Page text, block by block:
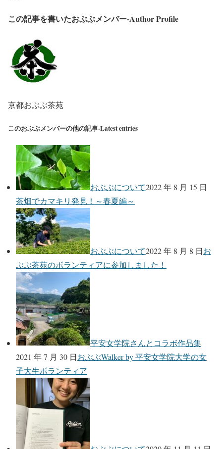
この記事を書いたおぶぶメンバー-Author Profile
京都おぶぶ茶苑
このおぶぶメンバーの他の記事-Latest entries
おぶぶについて2022 年 8 月 15 日
茶畑でカマキリ発見！～春夏編～
おぶぶについて2022 年 8 月 8 日お
ぶぶ茶苑のボランティアに参加しました！
平安女学院さんとコラボ作品集
2021 年 7 月 30 日おぶぶWalker by 平安女学院大学の女
子大生ボランティア